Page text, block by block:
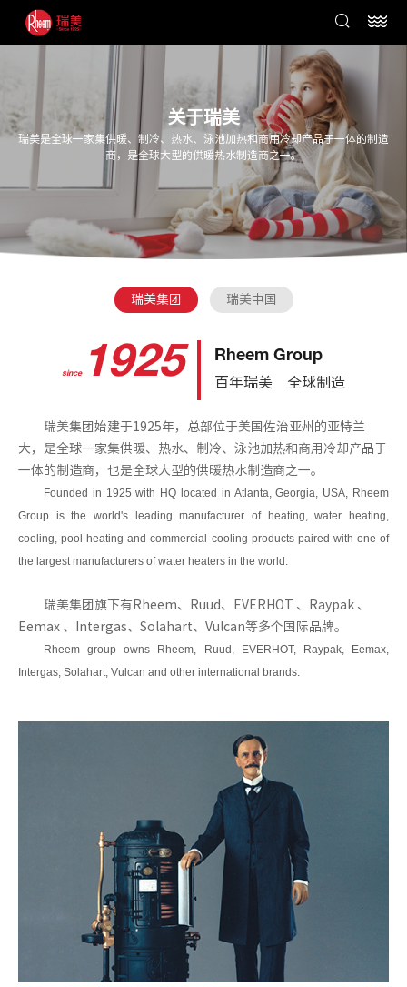
关于瑞美
瑞美是全球一家集供暖、制冷、热水、泳池加热和商用冷却产品于一体的制造
商，是全球大型的供暖热水制造商之一。
瑞美集团 瑞美中国
since1925 Rheem Group
百年瑞美 全球制造
瑞美集团始建于1925年，总部位于美国佐治亚州的亚特兰
大，是全球一家集供暖、热水、 制冷、 泳池加热和商用冷却产品于
一体的制造商，也是全球大型的供暖热水制造商之一。
Founded in 1925 with HQ located in Atlanta, Georgia, USA, Rheem
Group is the world's leading manufacturer of heating, water heating,
cooling,pool heating and commercial cooling products paired with one of
the largest manufacturers of water heaters in the world.
瑞美集团旗下有Rheem、Ruud、EVERHOT 、Raypak 、
Eemax 、Intergas、Solahart、Vulcan等多个国际品牌。
Rheem group owns Rheem, Ruud, EVERHOT, Raypak, Eemax,
Intergas, Solahart, Vulcan and other international brands.